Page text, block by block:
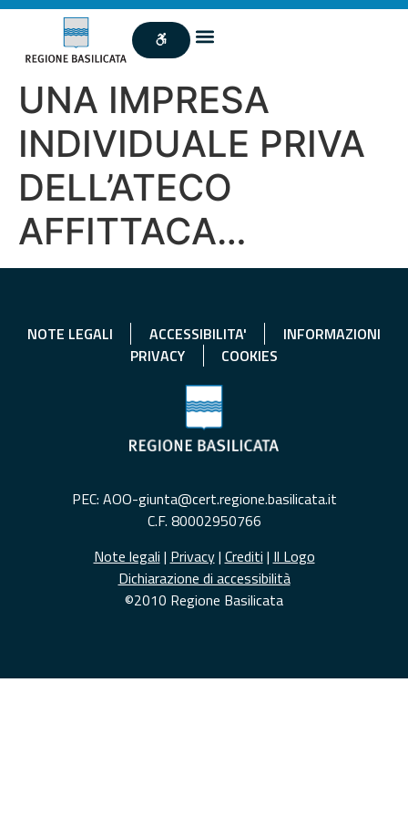
UNA IMPRESA
INDIVIDUALE PRIVA
DELL’ATECO
AFFITTACA…
NOTE LEGALI ACCESSIBILITA'
INFORMAZIONI
PRIVACY
COOKIES
PEC: AOO-giunta@cert.regione.basilicata.it
C.F. 80002950766
Note legali | Privacy| Crediti | Il Logo
Dichiarazione di accessibilità
©2010 Regione Basilicata